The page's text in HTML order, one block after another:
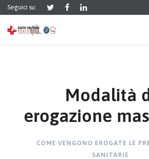
Seguici su:
Modalità
erogazione
COME VENGONO EROGATE LE
SANITARIE